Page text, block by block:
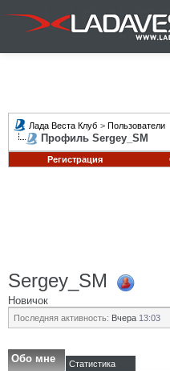
Лада Веста Клуб > Пользователи
Профиль Sergey_SM
Регистрация
Sergey_SM
Новичок
Последняя активность: Вчера 13:03
Обо мне Статистика